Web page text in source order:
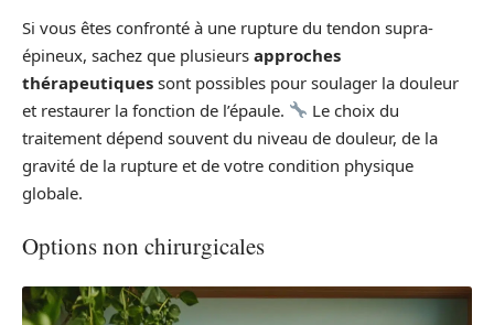
Si vous êtes confronté à une rupture du tendon supra-
épineux, sachez que plusieurs approches
thérapeutiques sont possibles pour soulager la douleur
et restaurer la fonction de l’épaule.
Le choix du
traitement dépend souvent du niveau de douleur, de la
gravité de la rupture et de votre condition physique
globale.
Options non chirurgicales